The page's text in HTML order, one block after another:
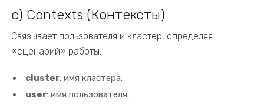
c) Contexts (Контексты)
Связывает пользователя и кластер, определяя
«сценарий» работы.
cluster: имя кластера.
user: имя пользователя.